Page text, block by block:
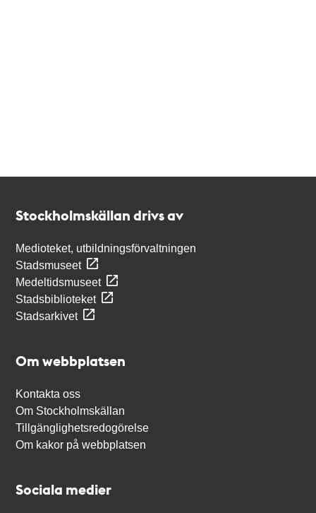
Stockholmskällan drivs av
Medioteket, utbildningsförvaltningen
Stadsmuseet
Medeltidsmuseet
Stadsbiblioteket
Stadsarkivet
Om webbplatsen
Kontakta oss
Om Stockholmskällan
Tillgänglighetsredogörelse
Om kakor på webbplatsen
Sociala medier